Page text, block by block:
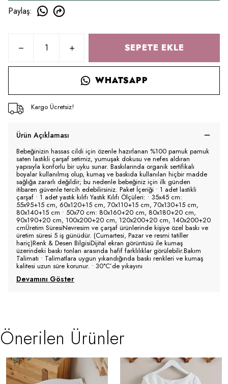
Paylaş:
SEPETE EKLE
WHATSAPP
Kargo Ücretsiz!
Ürün Açıklaması
Bebeğinizin hassas cildi için özenle hazırlanan %100 pamuk pamuk
saten lastikli çarşaf setimiz, yumuşak dokusu ve nefes aldıran
yapısıyla konforlu bir uyku sunar. Baskılarında organik sertifikalı
boyalar kullanılmış olup, kumaş ve baskıda kullanılan hiçbir madde
sağlığa zararlı değildir; bu nedenle bebeğiniz için ilk günden
itibaren güvenle tercih edebilirsiniz. Paket İçeriği • 1 adet lastikli
çarşaf • 1 adet yastık kılıfı Yastık Kılıfı Ölçüleri: • 35x45 cm:
55x95+15 cm, 60x120+15 cm, 70x110+15 cm, 70x130+15 cm,
80x140+15 cm • 50x70 cm: 80x160+20 cm, 80x180+20 cm,
90x190+20 cm, 100x200+20 cm, 120x200+20 cm, 140x200+20
cmÜretim SüresiNevresim ve çarşaf ürünlerinde kişiye özel baskı ve
üretim süresi 5 iş günüdür. (Cumartesi, Pazar ve resmi tatiller
hariç)Renk & Desen BilgisiDijital ekran görüntüsü ile kumaş
üzerindeki baskı tonları arasında hafif farklılıklar görülebilir.Bakım
Talimatı • Talimatlara uygun yıkandığında baskı renkleri ve kumaş
kalitesi uzun süre korunur. • 30°C’de yıkayını
Devamını Göster
Önerilen Ürünler